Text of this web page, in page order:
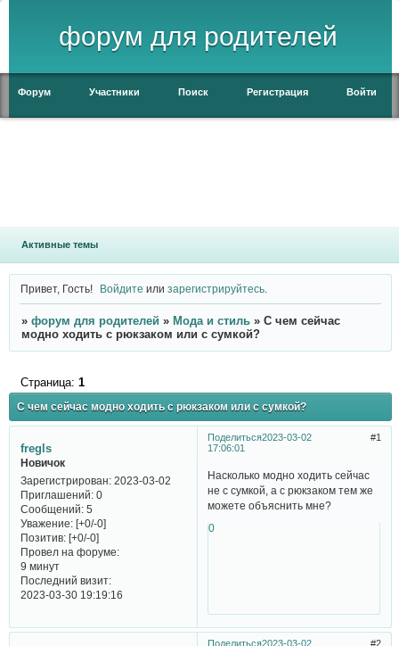
форум для родителей
Форум Участники Поиск Регистрация Войти
Активные темы
Привет, Гость! Войдите илизарегистрируйтесь
» форум для родителей » Мода и стиль » С чем сейчас
модно ходить с рюкзаком или с сумкой?
С чем сейчас модно ходить с рюкзаком или с сумкой?
Страница: 1
Поделиться 1
2023-03-02
17:06:01
fregls
Новичок
Зарегистрирован: 2023-03-02
Приглашений:0
Сообщений:5
Уважение: [+0/-0]
Позитив: [+0/-0]
Провел на форуме:
9 минут
Последний визит:
2023-03-30 19:19:16
Насколько модно ходить сейчас
не с сумкой, а с рюкзаком тем же
можете объяснить мне?
0
Поделиться 2
2023-03-02